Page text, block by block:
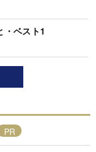
・ベスト1